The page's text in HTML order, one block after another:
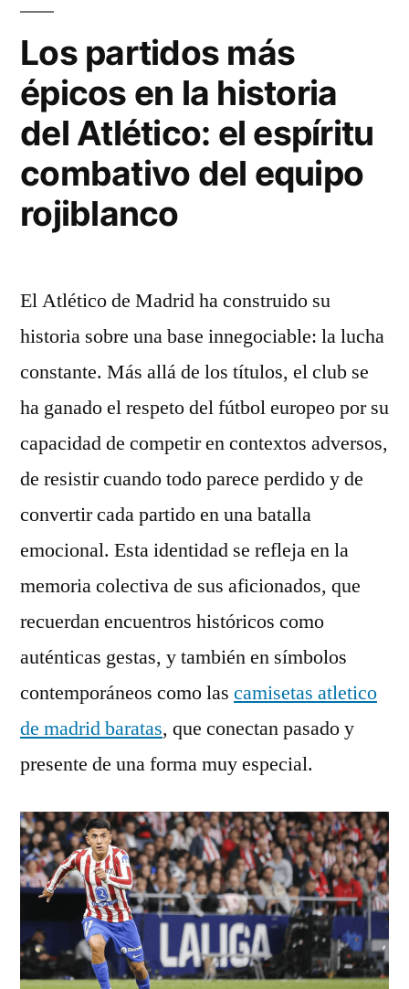
Los partidos más
épicos en la historia
del Atlético: el espíritu
combativo del equipo
rojiblanco
El Atlético de Madrid ha construido su
historia sobre una base innegociable: la lucha
constante. Más allá de los títulos, el club se
ha ganado el respeto del fútbol europeo por su
capacidad de competir en contextos adversos,
de resistir cuando todo parece perdido y de
convertir cada partido en una batalla
emocional. Esta identidad se refleja en la
memoria colectiva de sus aficionados, que
recuerdan encuentros históricos como
auténticas gestas, y también en símbolos
contemporáneos como las camisetas atletico
de madrid baratas, que conectan pasado y
presente de una forma muy especial.